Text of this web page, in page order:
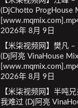
(DjChotto ProgHouse
2026年 8月 9日
【米柒视频网】樊凡
(Dj阿亮 VinaHouse
2026年 8月 9日
【米柒视频网】半吨
我难过 (Dj阿亮